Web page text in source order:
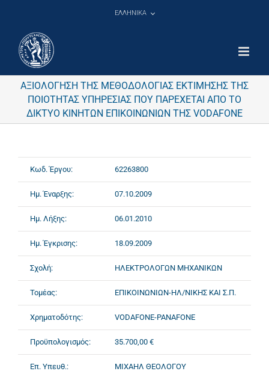
ΕΛΛΗΝΙΚΑ
ΑΞΙΟΛΟΓΗΣΗ ΤΗΣ ΜΕΘΟΔΟΛΟΓΙΑΣ ΕΚΤΙΜΗΣΗΣ ΤΗΣ
ΠΟΙΟΤΗΤΑΣ ΥΠΗΡΕΣΙΑΣ ΠΟΥ ΠΑΡΕΧΕΤΑΙ ΑΠΟ ΤΟ
ΔΙΚΤΥΟ ΚΙΝΗΤΩΝ ΕΠΙΚΟΙΝΩΝΙΩΝ ΤΗΣ VODAFONE
Κωδ. Έργου: 62263800
Ημ. Έναρξης: 07.10.2009
Ημ. Λήξης: 06.01.2010
Ημ. Έγκρισης: 18.09.2009
Σχολή: ΗΛΕΚΤΡΟΛΟΓΩΝ ΜΗΧΑΝΙΚΩΝ
Τομέας: ΕΠΙΚΟΙΝΩΝΙΩΝ-ΗΛ/ΝΙΚΗΣ ΚΑΙ Σ.Π.
Χρηματοδότης: VODAFONE-PANAFONE
Προϋπολογισμός: 35.700,00 €
Επ. Υπευθ.: ΜΙΧΑΗΛ ΘΕΟΛΟΓΟΥ